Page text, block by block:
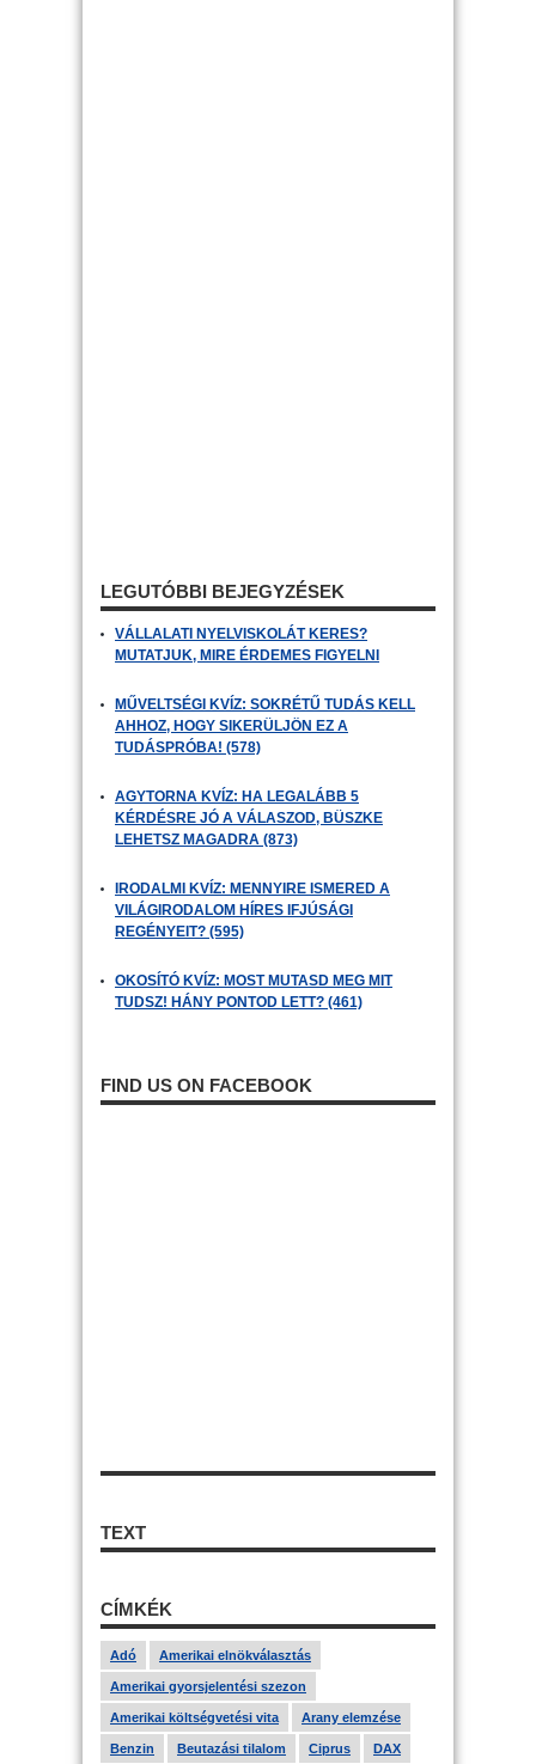
LEGUTÓBBI BEJEGYZÉSEK
VÁLLALATI NYELVISKOLÁT KERES?
MUTATJUK, MIRE ÉRDEMES FIGYELNI
MŰVELTSÉGI KVÍZ: SOKRÉTŰ TUDÁS KELL
AHHOZ, HOGY SIKERÜLJÖN EZ A
TUDÁSPRÓBA! (578)
AGYTORNA KVÍZ: HA LEGALÁBB 5
KÉRDÉSRE JÓ A VÁLASZOD, BÜSZKE
LEHETSZ MAGADRA (873)
IRODALMI KVÍZ: MENNYIRE ISMERED A
VILÁGIRODALOM HÍRES IFJÚSÁGI
REGÉNYEIT? (595)
OKOSÍTÓ KVÍZ: MOST MUTASD MEG MIT
TUDSZ! HÁNY PONTOD LETT? (461)
FIND US ON FACEBOOK
TEXT
CÍMKÉK
Adó Amerikai elnökválasztás
Amerikai gyorsjelentési szezon
Amerikai költségvetési vita Arany elemzése
Benzin Beutazási tilalom Ciprus DAX